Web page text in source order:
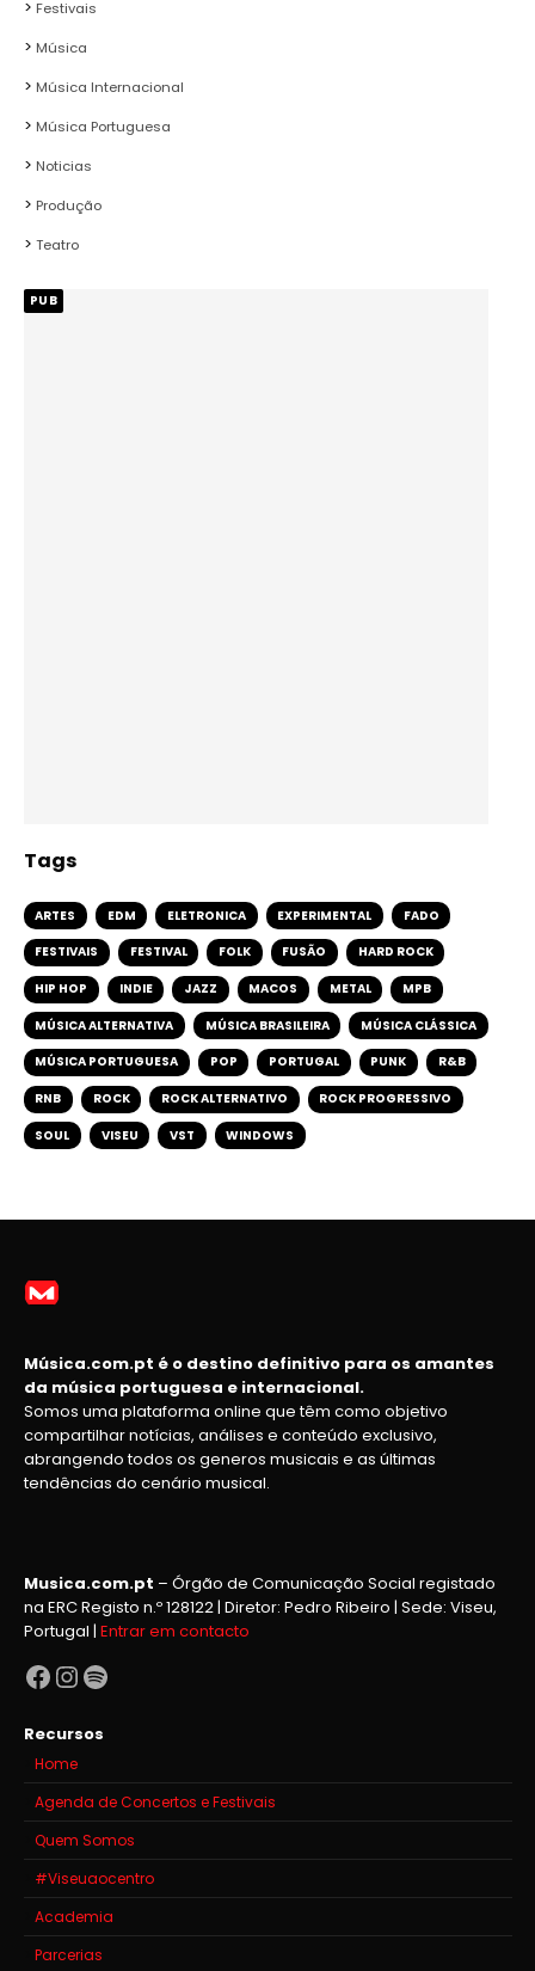
Festivais
Música
Música Internacional
Música Portuguesa
Noticias
Produção
Teatro
PUB
Tags
ARTES EDM ELETRONICA EXPERIMENTAL FADO
FESTIVAIS FESTIVAL FOLK FUSÃO HARD ROCK
HIP HOP INDIE JAZZ MACOS METAL MPB
MÚSICA ALTERNATIVA MÚSICA BRASILEIRA MÚSICA CLÁSSICA
MÚSICA PORTUGUESA POP PORTUGAL PUNK R&B
RNB ROCK ROCK ALTERNATIVO ROCK PROGRESSIVO
SOUL VISEU VST WINDOWS
Música.com.pt é o destino definitivo para os amantes
da música portuguesa e internacional.
Somos uma plataforma online que têm como objetivo
compartilhar notícias, análises e conteúdo exclusivo,
abrangendo todos os generos musicais e as últimas
tendências do cenário musical.
Musica.com.pt – Órgão de Comunicação Social registado
na ERC Registo n.º 128122 | Diretor: Pedro Ribeiro | Sede: Viseu,
Portugal | Entrar em contacto
Facebook
Instagram
Spotify
Recursos
Home
Agenda de Concertos e Festivais
Quem Somos
#Viseuaocentro
Academia
Parcerias